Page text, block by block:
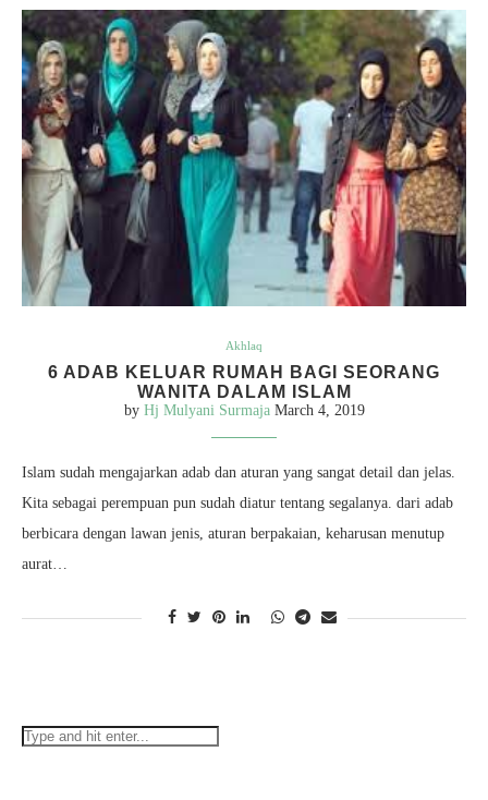
Akhlaq
6 ADAB KELUAR RUMAH BAGI SEORANG
WANITA DALAM ISLAM
by Hj Mulyani Surmaja March 4, 2019
Islam sudah mengajarkan adab dan aturan yang sangat detail dan jelas.
Kita sebagai perempuan pun sudah diatur tentang segalanya. dari adab
berbicara dengan lawan jenis, aturan berpakaian, keharusan menutup
aurat…